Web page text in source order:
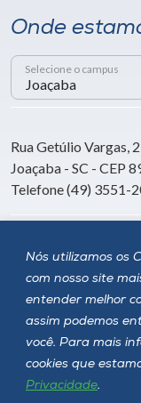
Nós utilizamos os
com nosso site
entender melhor
assim podemos
você. Para mais
cookies que
Privacidade.
Onde
Selecione o campus
Rua Getúlio Vargas,
Joaçaba - SC - CEP
Telefone (49) 3551-
Siga a